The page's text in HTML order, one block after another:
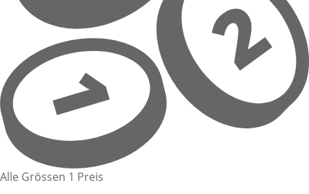
Alle Grössen 1 Preis